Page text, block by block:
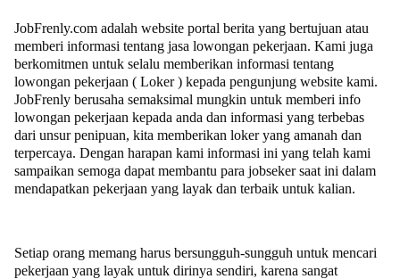
JobFrenly.com adalah website portal berita yang bertujuan atau
memberi informasi tentang jasa lowongan pekerjaan. Kami juga
berkomitmen untuk selalu memberikan informasi tentang
lowongan pekerjaan ( Loker ) kepada pengunjung website kami.
JobFrenly berusaha semaksimal mungkin untuk memberi info
lowongan pekerjaan kepada anda dan informasi yang terbebas
dari unsur penipuan, kita memberikan loker yang amanah dan
terpercaya. Dengan harapan kami informasi ini yang telah kami
sampaikan semoga dapat membantu para jobseker saat ini dalam
mendapatkan pekerjaan yang layak dan terbaik untuk kalian.
Setiap orang memang harus bersungguh-sungguh untuk mencari
pekerjaan yang layak untuk dirinya sendiri, karena sangat